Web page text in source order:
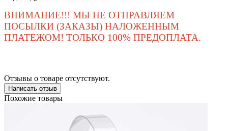
ВНИМАНИЕ!!! МЫ НЕ ОТПРАВЛЯЕМ
ПОСЫЛКИ (ЗАКАЗЫ) НАЛОЖЕННЫМ
ПЛАТЕЖОМ! ТОЛЬКО 100% ПРЕДОПЛАТА.
Отзывы о товаре отсутствуют.
Написать отзыв
Похожие товары